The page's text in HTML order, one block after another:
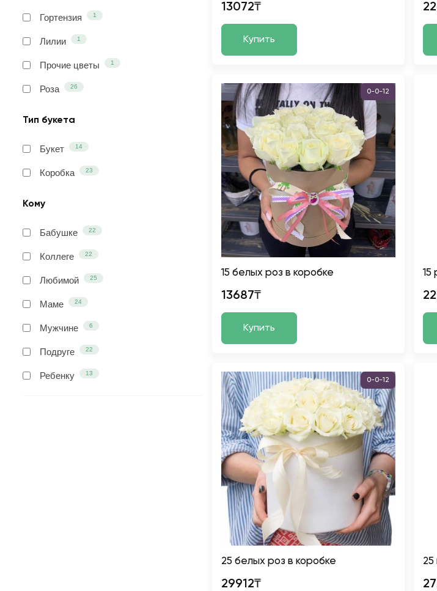
Гортензия 1
Лилии 1
Прочие цветы 1
Роза 26
Тип букета
Букет 14
Коробка 23
Кому
Бабушке 22
Коллеге 22
Любимой 25
Маме 24
Мужчине 6
Подруге 22
Ребенку 13
13072₸
Купить
0-0-12
15 белых роз в коробке
13687₸
Купить
15
0-0-12
25 белых роз в коробке
29912₸
25